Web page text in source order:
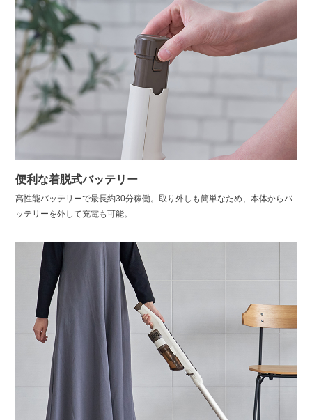
便利な着脱式バッテリー
高性能バッテリーで最長約30分稼働。取り外しも簡単なため、本体からバ
ッテリーを外して充電も可能。